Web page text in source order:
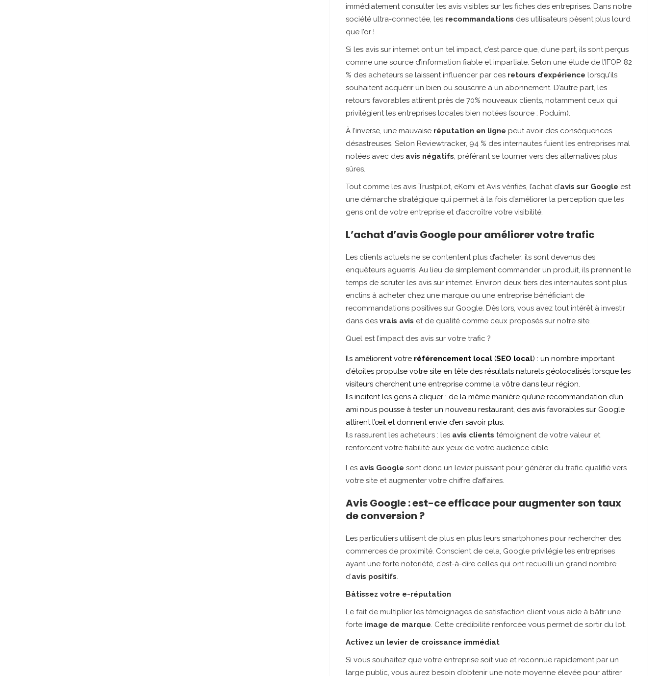
immédiatement consulter les avis visibles sur les fiches des entreprises. Dans notre
société ultra-connectée, les recommandations des utilisateurs pèsent plus lourd
que l’or !
Si les avis sur internet ont un tel impact, c’est parce que, d’une part, ils sont perçus
comme une source d’information fiable et impartiale. Selon une étude de l’IFOP, 82
% des acheteurs se laissent influencer par ces retours d’expérience lorsqu’ils
souhaitent acquérir un bien ou souscrire à un abonnement. D’autre part, les
retours favorables attirent près de 70% nouveaux clients, notamment ceux qui
privilégient les entreprises locales bien notées (source : Poduim).
À l’inverse, une mauvaise réputation en ligne peut avoir des conséquences
désastreuses. Selon Reviewtracker, 94 % des internautes fuient les entreprises mal
notées avec des avis négatifs, préférant se tourner vers des alternatives plus
sûres.
Tout comme les avis Trustpilot, eKomi et Avis vérifiés, l’achat d’avis sur Google est
une démarche stratégique qui permet à la fois d’améliorer la perception que les
gens ont de votre entreprise et d’accroître votre visibilité.
L’achat d’avis Google pour améliorer votre trafic
Les clients actuels ne se contentent plus d’acheter, ils sont devenus des
enquêteurs aguerris. Au lieu de simplement commander un produit, ils prennent le
temps de scruter les avis sur internet. Environ deux tiers des internautes sont plus
enclins à acheter chez une marque ou une entreprise bénéficiant de
recommandations positives sur Google. Dès lors, vous avez tout intérêt à investir
dans des vrais avis et de qualité comme ceux proposés sur notre site.
Quel est l’impact des avis sur votre trafic ?
Ils améliorent votre référencement local (SEO local) : un nombre important
d’étoiles propulse votre site en tête des résultats naturels géolocalisés lorsque les
visiteurs cherchent une entreprise comme la vôtre dans leur région.
Ils incitent les gens à cliquer : de la même manière qu’une recommandation d’un
ami nous pousse à tester un nouveau restaurant, des avis favorables sur Google
attirent l’œil et donnent envie d’en savoir plus.
Ils rassurent les acheteurs : les avis clients témoignent de votre valeur et
renforcent votre fiabilité aux yeux de votre audience cible.
Les avis Google sont donc un levier puissant pour générer du trafic qualifié vers
votre site et augmenter votre chiffre d’affaires.
Avis Google : est-ce efficace pour augmenter son taux
de conversion ?
Les particuliers utilisent de plus en plus leurs smartphones pour rechercher des
commerces de proximité. Conscient de cela, Google privilégie les entreprises
ayant une forte notoriété, c’est-à-dire celles qui ont recueilli un grand nombre
d’avis positifs.
Bâtissez votre e-réputation
Le fait de multiplier les témoignages de satisfaction client vous aide à bâtir une
forte image de marque. Cette crédibilité renforcée vous permet de sortir du lot.
Activez un levier de croissance immédiat
Si vous souhaitez que votre entreprise soit vue et reconnue rapidement par un
large public, vous aurez besoin d’obtenir une note moyenne élevée pour attirer